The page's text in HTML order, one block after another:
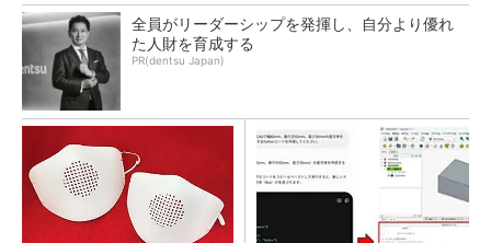
全員がリーダーシップを発揮し、自分より優れ
た人財を育成する
PR(dentsu Japan)